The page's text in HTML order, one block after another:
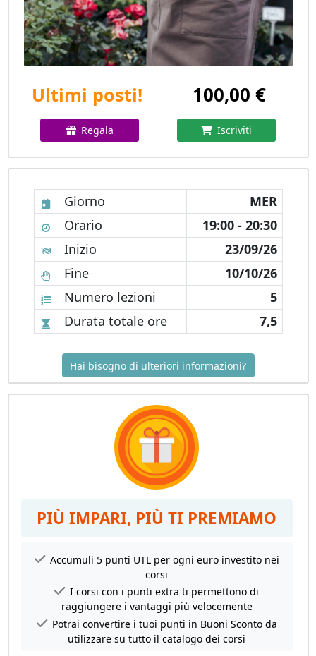
Ultimi posti! 100,00 €
Regala Iscriviti
Giorno
MER
Orario
19:00 - 20:30
Inizio
23/09/26
Fine
10/10/26
Numero lezioni
5
Durata totale ore
7,5
Hai bisogno di ulteriori informazioni?
PIÙ IMPARI, PIÙ TI PREMIAMO
Accumuli 5 punti UTL per ogni euro investito nei
corsi
I corsi con i punti extra ti permettono di
raggiungere i vantaggi più velocemente
Potrai convertire i tuoi punti in Buoni Sconto da
utilizzare su tutto il catalogo dei corsi